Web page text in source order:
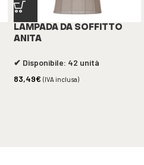
LAMPADA DA SOFFITTO
ANITA
✔ Disponibile: 42 unità
83,49€ (IVA inclusa)